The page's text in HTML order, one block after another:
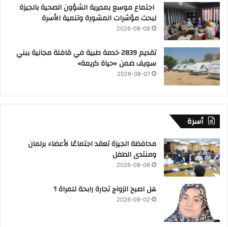
اجتماع موسع بمديرية الشؤون الصحية بالجيزة
لبحث مؤشرات المشورة وتنمية الأسرة
2026-08-08
تقديم 2839 خدمة طبية في قافلة مجانية ببني
سويف ضمن «حياة كريمة»
2026-08-07
أسرة
محافظة الجيزة تعقد اجتماعًا لأعضاء برلمان
ومنتدى الطفل
2026-08-06
هل اصبح الزواج تجارة رابحة للمراة ؟
2026-08-02